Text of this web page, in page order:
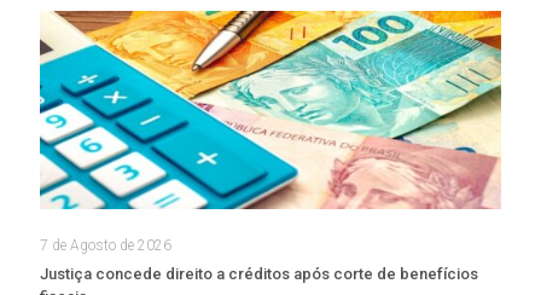
7 de Agosto de 2026
Justiça concede direito a créditos após corte de benefícios